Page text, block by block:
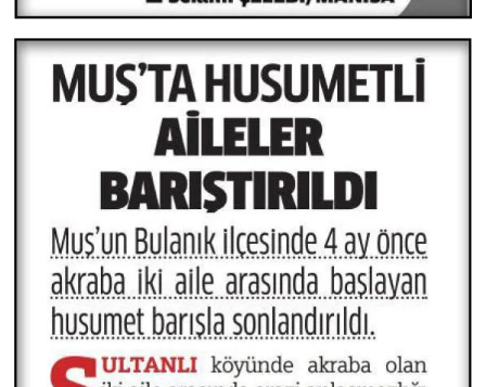
Samsun Müftülüğü
Siirt Müftülüğü
Sinop Müftülüğü
Sivas Müftülüğü
Şanlıurfa Müftülüğü
Şırnak Müftülüğü
Tekirdağ Müftülüğü